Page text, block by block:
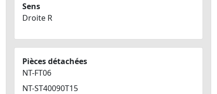
Sens
Droite R
Pièces détachées
NT-FT06
NT-ST40090T15